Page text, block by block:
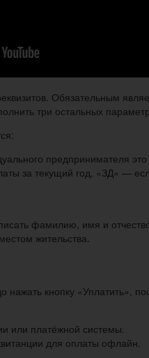
Обязательным
три остальных
предпринимателя
за текущий год, «ЗД» —
фамилию, имя и
жительства.
нажать кнопку «Уплатить»,
или платёжной системы.
для оплаты офлайн.